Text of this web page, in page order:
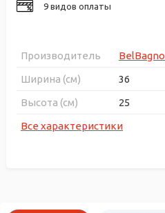
9 видов оплаты
Производитель
BelBagno
Ширина (см)
36
Высота (см)
25
Все характеристики